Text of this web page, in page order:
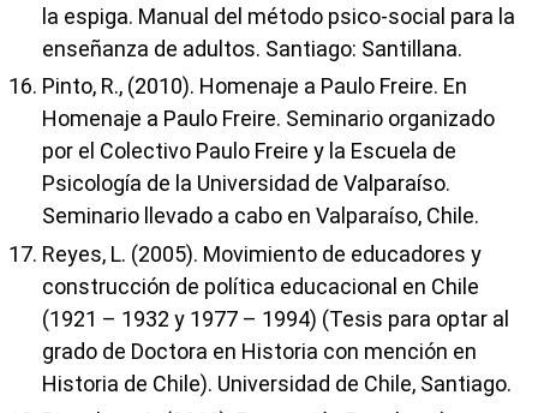
la espiga. Manual del método psico-social para la
enseñanza de adultos. Santiago: Santillana.
Pinto, R., (2010). Homenaje a Paulo Freire. En
Homenaje a Paulo Freire. Seminario organizado
por el Colectivo Paulo Freire y la Escuela de
Psicología de la Universidad de Valparaíso.
Seminario llevado a cabo en Valparaíso, Chile.
Reyes, L. (2005). Movimiento de educadores y
construcción de política educacional en Chile
(1921 – 1932 y 1977 – 1994) (Tesis para optar al
grado de Doctora en Historia con mención en
Historia de Chile). Universidad de Chile, Santiago.